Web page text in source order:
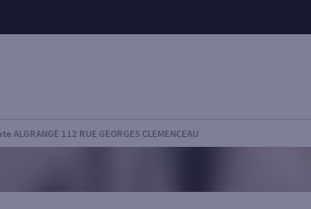
112 RUE GEORGES CLEMENCEAU